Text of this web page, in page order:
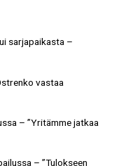
sarjapaikasta –
vastaa
– ”Yritämme jatkaa
– ”Tulokseen